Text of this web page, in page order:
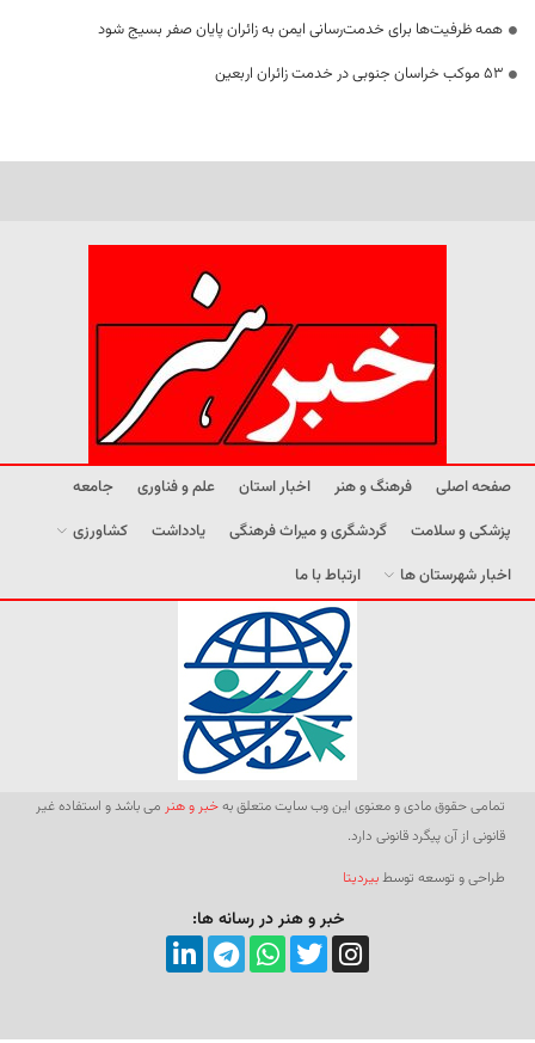
همه ظرفیت‌ها برای خدمت‌رسانی ایمن به زائران پایان صفر بسیج شود
53 موکب خراسان جنوبی در خدمت زائران اربعین
صفحه اصلی فرهنگ و هنر اخبار استان علم و فناوری
جامعه
پزشکی و سلامت
گردشگری و میراث فرهنگی یادداشت
کشاورزی
اخبار شهرستان ها
ارتباط با ما
تمامی حقوق مادی و معنوی این وب سایت متعلق بهخبر و هنر می باشد و استفاده غیر
قانونی از آن پیگرد قانونی دارد.
طراحی و توسعه توسطبیردیتا
خبر و هنر در رسانه ها: